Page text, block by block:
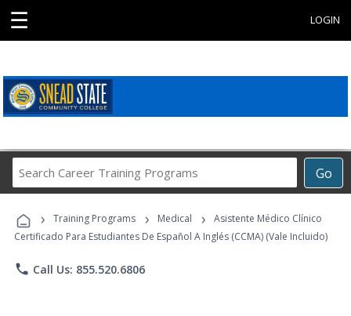
☰ LOGIN
Go
Career
Programs
› Training Programs › Medical ›
Asistente Médico Clínico
Certificado Para Estudiantes De Español A Inglés (CCMA) (Vale Incluido)
phone Call Us: 855.520.6806